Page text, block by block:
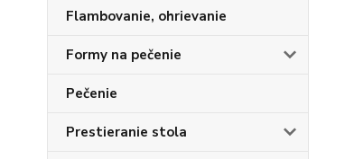
Flambovanie, ohrievanie
Formy na pečenie
Pečenie
Prestieranie stola